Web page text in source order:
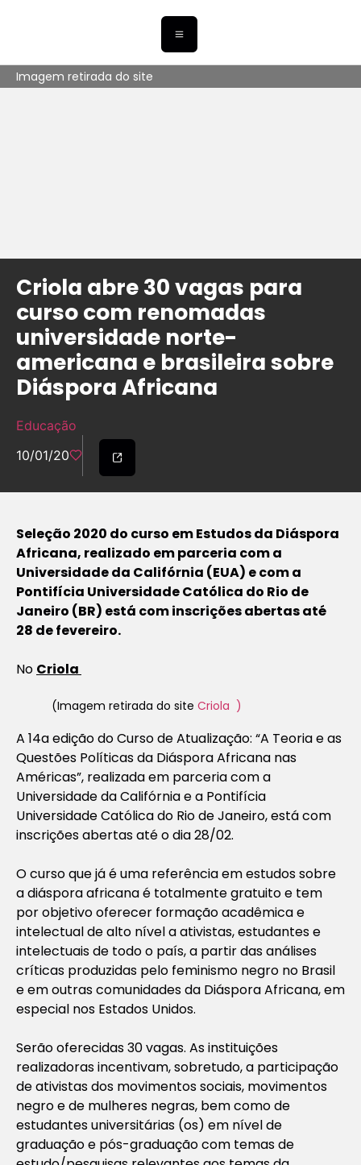
Imagem retirada do site
Criola abre 30 vagas para
curso com renomadas
universidade norte-
americana e brasileira sobre
Diáspora Africana
Educação
10/01/20
Seleção 2020 do curso em Estudos da Diáspora
Africana, realizado em parceria com a
Universidade da Califórnia (EUA) e com a
Pontifícia Universidade Católica do Rio de
Janeiro (BR) está com inscrições abertas até
28 de fevereiro.
No Criola
(Imagem retirada do site Criola )
A 14a edição do Curso de Atualização: “A Teoria e as
Questões Políticas da Diáspora Africana nas
Américas”, realizada em parceria com a
Universidade da Califórnia e a Pontifícia
Universidade Católica do Rio de Janeiro, está com
inscrições abertas até o dia 28/02.
O curso que já é uma referência em estudos sobre
a diáspora africana é totalmente gratuito e tem
por objetivo oferecer formação acadêmica e
intelectual de alto nível a ativistas, estudantes e
intelectuais de todo o país, a partir das análises
críticas produzidas pelo feminismo negro no Brasil
e em outras comunidades da Diáspora Africana, em
especial nos Estados Unidos.
Serão oferecidas 30 vagas. As instituições
realizadoras incentivam, sobretudo, a participação
de ativistas dos movimentos sociais, movimentos
negro e de mulheres negras, bem como de
estudantes universitárias (os) em nível de
graduação e pós-graduação com temas de